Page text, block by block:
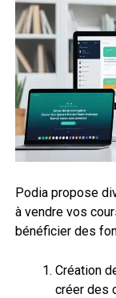
Podia propose
à vendre vos
bénéficier des
Création
créer des